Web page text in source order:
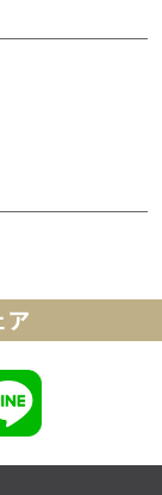
ア